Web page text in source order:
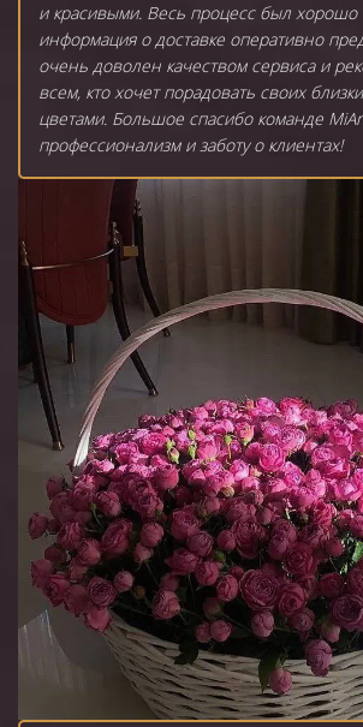
и красивыми. Весь процесс был хорошо
информация о доставке оперативно
очень доволен качеством сервиса и
всем, кто хочет порадовать своих
цветами. Большое спасибо команде
профессионализм и заботу о клиентах!